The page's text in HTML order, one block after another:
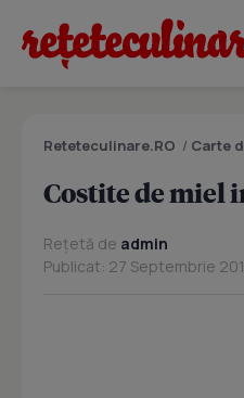
Reteteculinare.RO / Carte
Costite de miel
Rețetă de admin
Publicat: 27 Septembrie